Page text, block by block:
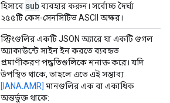
হিসাবে subব্যবহার করুন। সর্বোচ্চ দৈর্ঘ্য
২৫৫টি কেস-সেনসিটিভ ASCII অক্ষর।
স্ট্রিংগুলির একটি JSON অ্যারে যা একটি গুগল
অ্যাকাউন্টে সাইন ইন করতে ব্যবহৃত
প্রমাণীকরণ পদ্ধতিগুলিকে শনাক্ত করে। যদি
উপস্থিত থাকে, তাহলে এতে এই সম্ভাব্য
[IANA.AMR] মানগুলির এক বা একাধিক
অন্তর্ভুক্ত থাকে: